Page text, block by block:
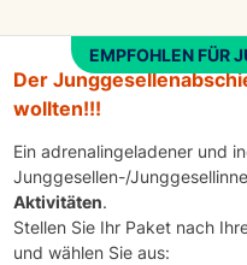
EMPFOHLEN FÜR
Der
wollten!!!
Ein adrenalingeladener und
Junggesellen-/
Aktivitäten.
Stellen Sie Ihr Paket nach
und wählen Sie aus: